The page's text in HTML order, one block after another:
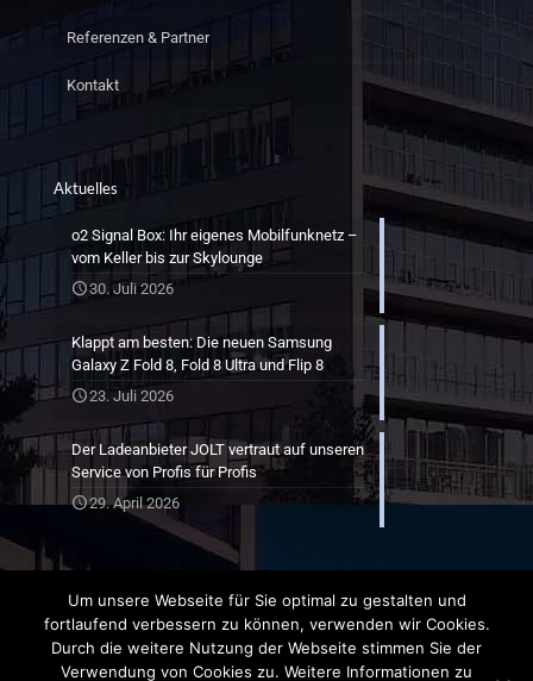
Referenzen & Partner
Kontakt
Aktuelles
o2 Signal Box: Ihr eigenes Mobilfunknetz –
vom Keller bis zur Skylounge
30. Juli 2026
Klappt am besten: Die neuen Samsung
Galaxy Z Fold 8, Fold 8 Ultra und Flip 8
23. Juli 2026
Der Ladeanbieter JOLT vertraut auf unseren
Service von Profis für Profis
29. April 2026
Um unsere Webseite für Sie optimal zu gestalten und
fortlaufend verbessern zu können, verwenden wir Cookies.
Durch die weitere Nutzung der Webseite stimmen Sie der
Verwendung von Cookies zu. Weitere Informationen zu